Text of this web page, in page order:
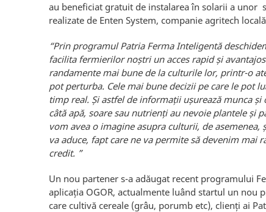
au beneficiat gratuit de instalarea în solarii a
realizate de Enten System, companie agritech
“Prin programul Patria Ferma Inteligentă
facilita fermierilor noștri un acces rapid și
randamente mai bune de la culturile lor, printr-o
pot perturba. Cele mai bune decizii pe care le pot
timp real. Și astfel de informații ușurează munca
câtă apă, soare sau nutrienți au nevoie plantele și
vom avea o imagine asupra culturii, de asemenea,
va aduce, fapt care ne va permite să devenim
credit. ”
Un nou partener s-a adăugat recent programului
aplicația OGOR, actualmente luând startul un
care cultivă cereale (grâu, porumb etc), clienți ai